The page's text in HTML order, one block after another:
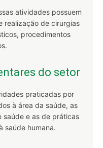
atividades possuem
realização de cirurgias
procedimentos
do setor
praticadas por
à área da saúde, as
saúde e as de práticas
saúde humana.